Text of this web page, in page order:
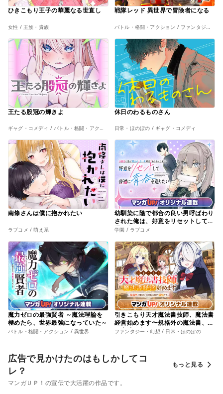
ひきこもり王子の華麗なる世直し
女性 / 王族・貴族
戦隊レッド 異世界で冒険者になる
王たる股冠の輝きよ
ギャグ・コメディ / バトル・格闘・アクション
休日のわるものさん
日常・ほのぼの / ギャグ・コメディ
南條さんは僕に抱かれたい
ラブコメ / 萌え系
幼馴染に陰で都合の良い男呼ばわり
された俺は、好意をリセットして普
通に青春を送りたい
学園 / ラブコメ
魔力ゼロの最強賢者 ～魔法理論を
極めたら、世界最強になっていた～
バトル・格闘・アクション / 異世界
引きこもり天才魔法書技師、魔法書
経営始めます〜規格外の魔法書、実
は魔法を超えて最強です〜
ファンタジー・幻想 / 日常・ほのぼの
広告で見かけたのはもしかしてコ
レ？
もっと見る
マンガＵＰ！の宣伝で大活躍の作品です。